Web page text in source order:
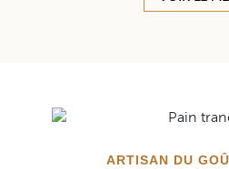
ARTISAN DU